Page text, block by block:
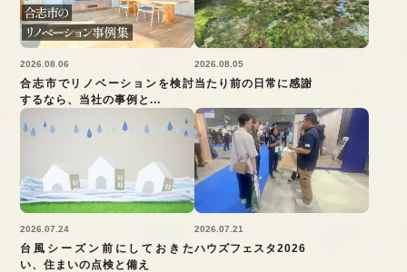
2026.08.06
合志市でリノベーションを検討
するなら、当社の事例と...
2026.08.05
当たり前の日常に感謝
2026.07.24
台風シーズン前にしておきた
い、住まいの点検と備え
2026.07.21
ハウズフェスタ2026